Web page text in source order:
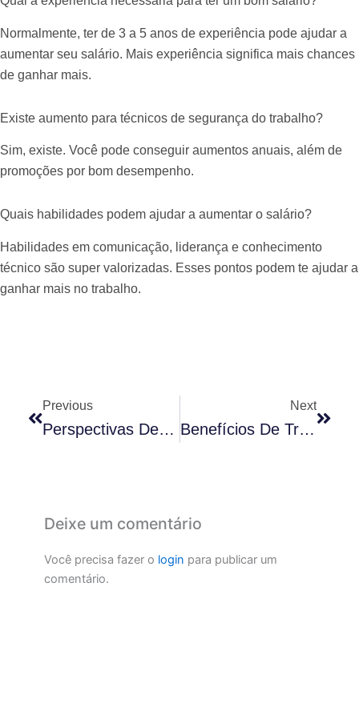
Normalmente, ter de 3 a 5 anos de experiência pode ajudar a
aumentar seu salário. Mais experiência significa mais chances
de ganhar mais.
Existe aumento para técnicos de segurança do trabalho?
Sim, existe. Você pode conseguir aumentos anuais, além de
promoções por bom desempenho.
Quais habilidades podem ajudar a aumentar o salário?
Habilidades em comunicação, liderança e conhecimento
técnico são super valorizadas. Esses pontos podem te ajudar a
ganhar mais no trabalho.
Previous
Perspectivas De Carreira Para Professores De Escolas
Next
Benefícios De Trabalhar Em Condomínio Bem Administrado
Deixe um comentário
Você precisa fazer o login para publicar um
comentário.